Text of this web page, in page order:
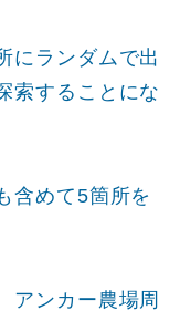
にランダムで出
索することにな
含めて5箇所を
アンカー農場周